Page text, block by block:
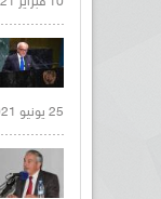
25 يونيو 2021 |